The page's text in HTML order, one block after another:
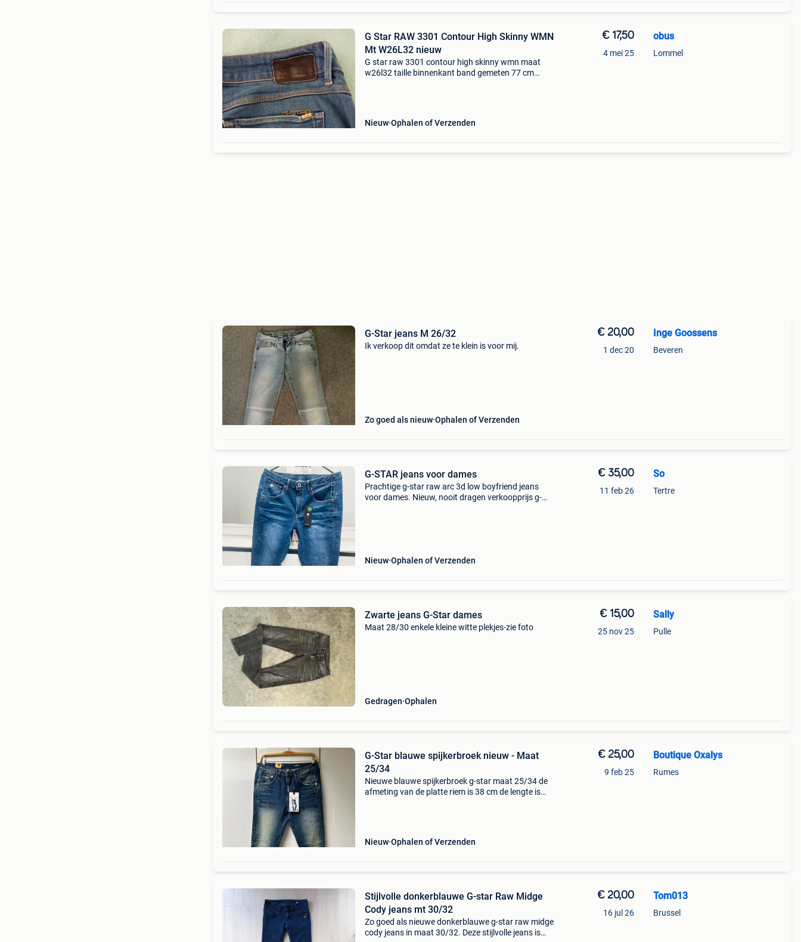
G Star RAW 3301 Contour High Skinny WMN
Mt W26L32 nieuw
G star raw 3301 contour high skinny wmn maat
w26l32 taille binnenkant band gemeten 77 cm
Nieuw Ophalen of Verzenden
€ 17,50
4 mei 25
obus
Lommel
G-Star jeans M 26/32
Ik verkoop dit omdat ze te klein is voor mij.
Zo goed als nieuw Ophalen of Verzenden
€ 20,00
1 dec 20
Inge Goossens
Beveren
G-STAR jeans voor dames
Prachtige g-star raw arc 3d low boyfriend jeans
voor dames. Nieuw, nooit dragen verkoopprijs g-
Nieuw Ophalen of Verzenden
€ 35,00
11 feb 26
So
Tertre
Zwarte jeans G-Star dames
Maat 28/30 enkele kleine witte plekjes-zie foto
Gedragen Ophalen
€ 15,00
25 nov 25
Sally
Pulle
G-Star blauwe spijkerbroek nieuw - Maat
25/34
Nieuwe blauwe spijkerbroek g-star maat 25/34 de
afmeting van de platte riem is 38 cm de lengte is
Nieuw Ophalen of Verzenden
€ 25,00
9 feb 25
Boutique Oxalys
Rumes
Stijlvolle donkerblauwe G-star Raw Midge
Cody jeans mt 30/32
Zo goed als nieuwe donkerblauwe g-star raw midge
cody jeans in maat 30/32. Deze stijlvolle jeans is
€ 20,00
16 jul 26
Tom013
Brussel